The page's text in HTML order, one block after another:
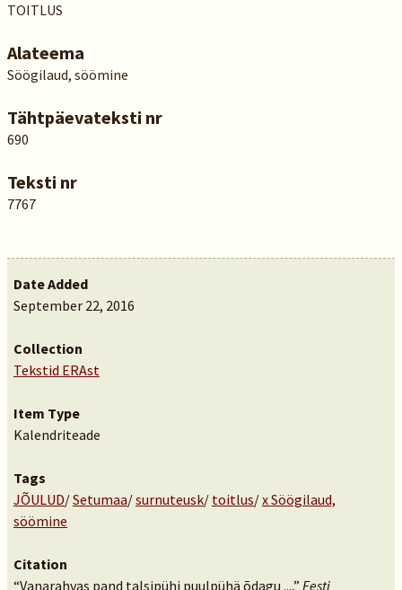
TOITLUS
Alateema
Söögilaud, söömine
Tähtpäevateksti nr
690
Teksti nr
7767
Date Added
September 22, 2016
Collection
Tekstid ERAst
Item Type
Kalendriteade
Tags
JÕULUD/Setumaa/surnuteusk/ toitlus/x Söögilaud,
söömine
Citation
“Vanarahvas pand talsipühi puulpühä õdagu ...,” Eesti